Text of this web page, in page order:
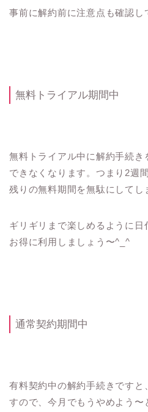
事前に解約前に注意点も確認し
無料トライアル期間中
無料トライアル中に解約手続
できなくなります。つまり2週
残りの無料期間を無駄にしてし
ギリギリまで楽しめるように日
お得に利用しましょう〜^_^
通常契約期間中
有料契約中の解約手続きですと
すので、今月でもうやめよう